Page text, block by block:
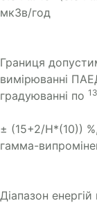
мкЗв/год
Границя
вимірюванні
градуюванні по
± (15+2/H*(10))
гамма-
Діапазон